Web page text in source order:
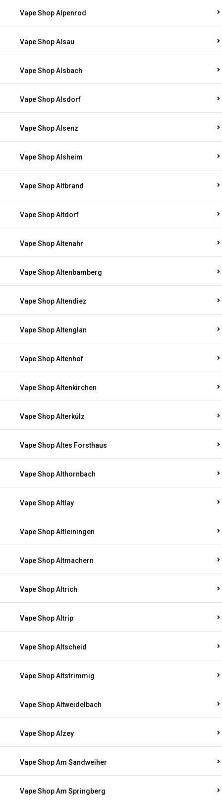
Vape Shop Alpenrod
Vape Shop Alsau
Vape Shop Alsbach
Vape Shop Alsdorf
Vape Shop Alsenz
Vape Shop Alsheim
Vape Shop Altbrand
Vape Shop Altdorf
Vape Shop Altenahr
Vape Shop Altenbamberg
Vape Shop Altendiez
Vape Shop Altenglan
Vape Shop Altenhof
Vape Shop Altenkirchen
Vape Shop Alterkülz
Vape Shop Altes Forsthaus
Vape Shop Althornbach
Vape Shop Altlay
Vape Shop Altleiningen
Vape Shop Altmachern
Vape Shop Altrich
Vape Shop Altrip
Vape Shop Altscheid
Vape Shop Altstrimmig
Vape Shop Altweidelbach
Vape Shop Alzey
Vape Shop Am Sandweiher
Vape Shop Am Springberg